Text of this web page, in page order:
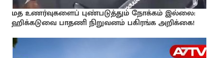
மத உணர்வுகளைப் புண்படுத்தும் நோக்கம் இல்லை:
ஹிக்கடுவை பாதணி நிறுவனம் பகிரங்க அறிக்கை!